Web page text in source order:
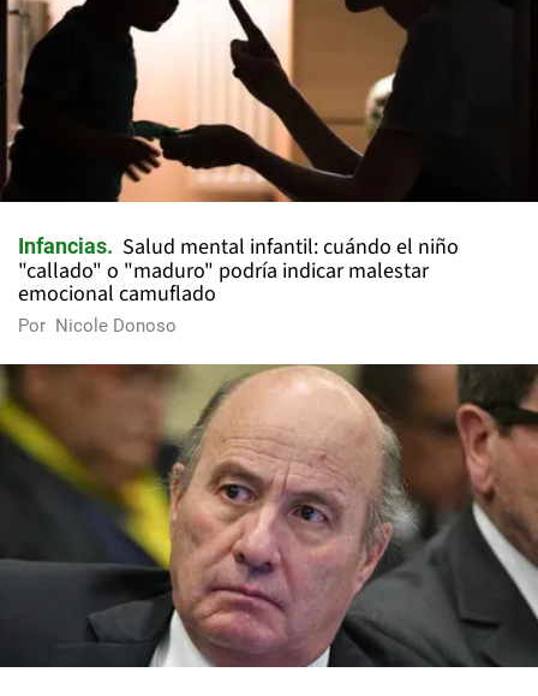
Infancias
Salud mental infantil: cuándo el niño
"callado" o "maduro" podría indicar malestar
emocional camuflado
Por Nicole Donoso